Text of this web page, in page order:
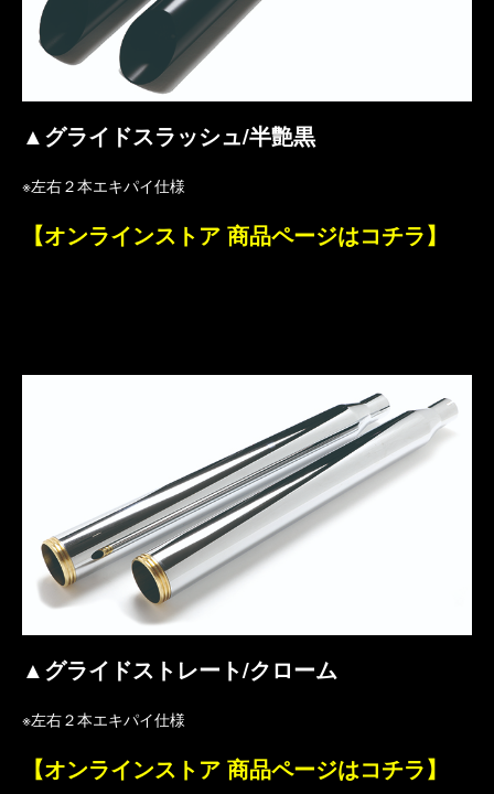
▲グライドスラッシュ/半艶黒
※左右２本エキパイ仕様
【オンラインストア 商品ページはコチラ】
▲グライドストレート/クローム
※左右２本エキパイ仕様
【オンラインストア 商品ページはコチラ】